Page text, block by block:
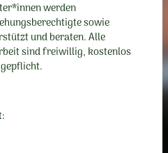
werden
sowie
und beraten. Alle
sind freiwillig, kostenlos